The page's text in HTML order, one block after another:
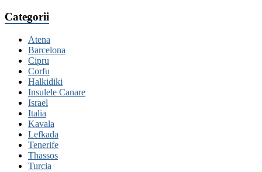
Categorii
Atena
Barcelona
Cipru
Corfu
Halkidiki
Insulele Canare
Israel
Italia
Kavala
Lefkada
Tenerife
Thassos
Turcia